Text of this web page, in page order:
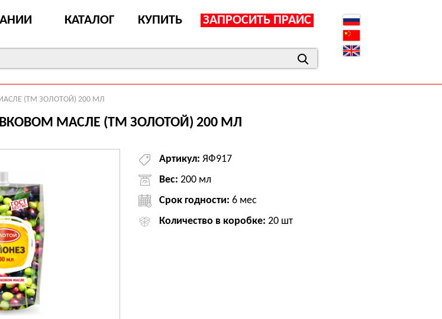
КАТАЛОГ КУПИТЬ ЗАПРОСИТЬ ПРАЙС
(ТМ ЗОЛОТОЙ) 200 МЛ
МАСЛЕ (ТМ ЗОЛОТОЙ) 200 МЛ
Артикул: ЯФ917
Вес: 200 мл
Срок годности: 6 мес
Количество в коробке: 20 шт